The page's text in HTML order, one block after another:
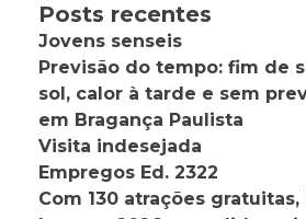
Posts recentes
Jovens senseis
Previsão do tempo: fim de
sol, calor à tarde e sem
em Bragança Paulista
Visita indesejada
Empregos Ed. 2322
Com 130 atrações